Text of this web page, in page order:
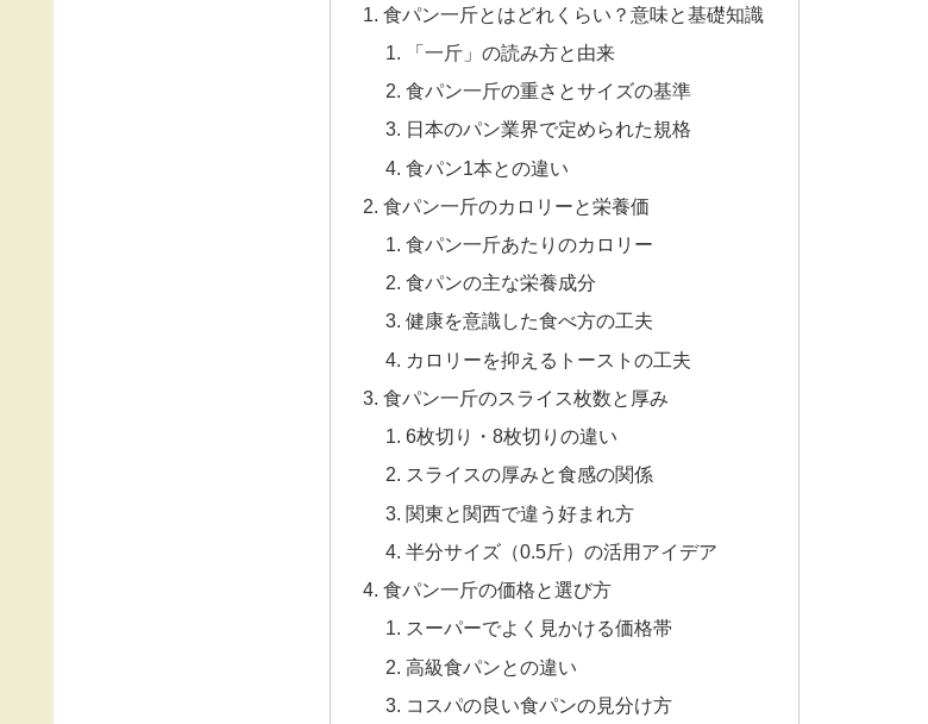
食パン一斤とはどれくらい？意味と基礎知識
「一斤」の読み方と由来
食パン一斤の重さとサイズの基準
日本のパン業界で定められた規格
食パン1本との違い
食パン一斤のカロリーと栄養価
食パン一斤あたりのカロリー
食パンの主な栄養成分
健康を意識した食べ方の工夫
カロリーを抑えるトーストの工夫
食パン一斤のスライス枚数と厚み
6枚切り・8枚切りの違い
スライスの厚みと食感の関係
関東と関西で違う好まれ方
半分サイズ（0.5斤）の活用アイデア
食パン一斤の価格と選び方
スーパーでよく見かける価格帯
高級食パンとの違い
コスパの良い食パンの見分け方